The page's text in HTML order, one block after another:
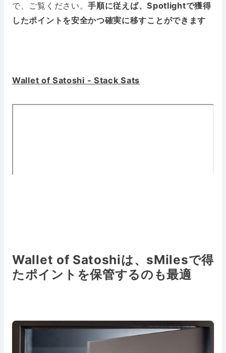
で、ご覧ください。手順に従えば、Spotlightで獲得
したポイントを安全かつ確実に移すことができます
Wallet of Satoshi - Stack Sats
Wallet of Satoshiは、sMilesで得
たポイントを保管するのも最適